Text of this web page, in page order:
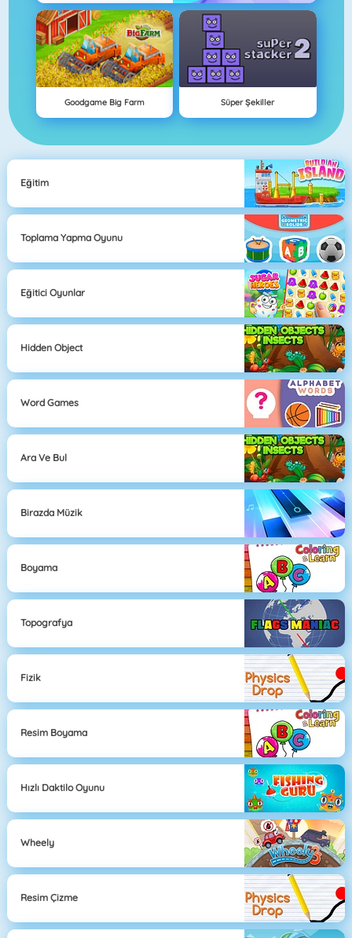
Goodgame Big Farm Süper Şekiller
Eğitim
Toplama Yapma Oyunu
Eğitici Oyunlar
Hidden Object
Word Games
Ara Ve Bul
Birazda Müzik
Boyama
Topografya
Fizik
Resim Boyama
Hızlı Daktilo Oyunu
Wheely
Resim Çizme